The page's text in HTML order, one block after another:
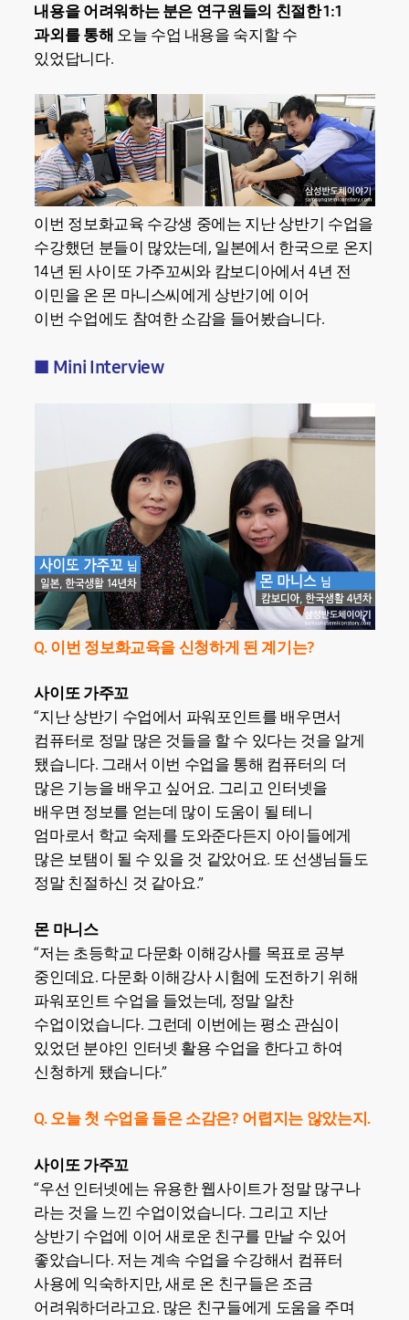
내용을 어려워하는 분은 연구원들의 친절한 1:1
과외를 통해 오늘 수업 내용을 숙지할 수
있었답니다.
이번 정보화교육 수강생 중에는 지난 상반기 수업을
수강했던 분들이 많았는데, 일본에서 한국으로 온지
14년 된 사이또 가주꼬씨와 캄보디아에서 4년 전
이민을 온 몬 마니스씨에게 상반기에 이어
이번 수업에도 참여한 소감을 들어봤습니다.
■ Mini Interview
Q. 이번 정보화교육을 신청하게 된 계기는?
사이또 가주꼬
“지난 상반기 수업에서 파워포인트를 배우면서
컴퓨터로 정말 많은 것들을 할 수 있다는 것을 알게
됐습니다. 그래서 이번 수업을 통해 컴퓨터의 더
많은 기능을 배우고 싶어요. 그리고 인터넷을
배우면 정보를 얻는데 많이 도움이 될 테니
엄마로서 학교 숙제를 도와준다든지 아이들에게
많은 보탬이 될 수 있을 것 같았어요. 또 선생님들도
정말 친절하신 것 같아요.”
몬 마니스
“저는 초등학교 다문화 이해강사를 목표로 공부
중인데요. 다문화 이해강사 시험에 도전하기 위해
파워포인트 수업을 들었는데, 정말 알찬
수업이었습니다. 그런데 이번에는 평소 관심이
있었던 분야인 인터넷 활용 수업을 한다고 하여
신청하게 됐습니다.”
Q. 오늘 첫 수업을 들은 소감은? 어렵지는 않았는지.
사이또 가주꼬
“우선 인터넷에는 유용한 웹사이트가 정말 많구나
라는 것을 느낀 수업이었습니다. 그리고 지난
상반기 수업에 이어 새로운 친구를 만날 수 있어
좋았습니다. 저는 계속 수업을 수강해서 컴퓨터
사용에 익숙하지만, 새로 온 친구들은 조금
어려워하더라고요. 많은 친구들에게 도움을 주며